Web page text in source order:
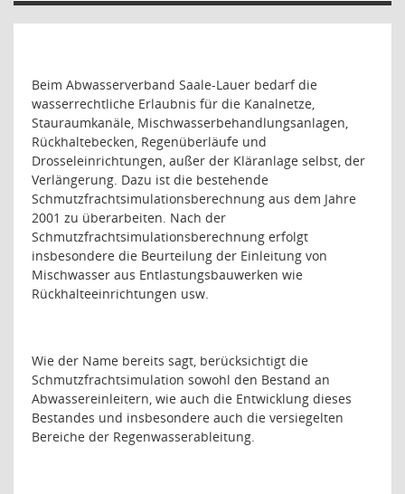
Beim Abwasserverband Saale-Lauer bedarf die
wasserrechtliche Erlaubnis für die Kanalnetze,
Stauraumkanäle, Mischwasserbehandlungsanlagen,
Rückhaltebecken, Regenüberläufe und
Drosseleinrichtungen, außer der Kläranlage selbst, der
Verlängerung. Dazu ist die bestehende
Schmutzfrachtsimulationsberechnung aus dem Jahre
2001 zu überarbeiten. Nach der
Schmutzfrachtsimulationsberechnung erfolgt
insbesondere die Beurteilung der Einleitung von
Mischwasser aus Entlastungsbauwerken wie
Rückhalteeinrichtungen usw.
Wie der Name bereits sagt, berücksichtigt die
Schmutzfrachtsimulation sowohl den Bestand an
Abwassereinleitern, wie auch die Entwicklung dieses
Bestandes und insbesondere auch die versiegelten
Bereiche der Regenwasserableitung.